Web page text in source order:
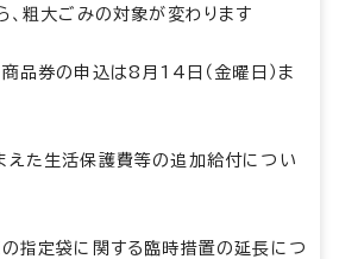
粗大ごみの対象が変わります
品券の申込は8月14日（金曜日）ま
えた生活保護費等の追加給付につい
の指定袋に関する臨時措置の延長につ